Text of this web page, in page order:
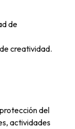
de
creatividad.
del
actividades